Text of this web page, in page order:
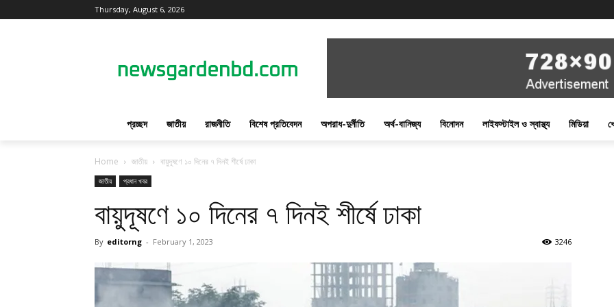
Thursday, August 6, 2026
প্রচ্ছদ জাতীয় রাজনীতি বিশেষ প্রতিবেদন অপরাধ-দুর্নীতি অর্থ-বানিজ্য বিনোদন লাইফস্টাইল ও স্বাস্থ্য মিডিয়া
Home জাতীয় বায়ুদূষণে ১০ দিনের ৭ দিনই শীর্ষে ঢাকা
জাতীয় প্রধান খবর
বায়ুদূষণে ১০ দিনের ৭ দিনই শীর্ষে ঢাকা
By editorng - February 1, 2023 3246